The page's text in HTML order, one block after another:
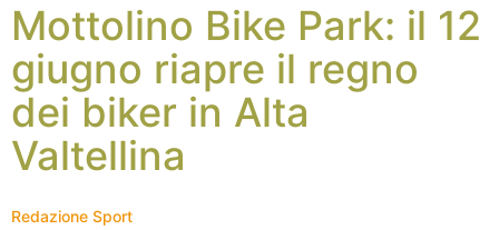
Mottolino Bike Park: il 12
giugno riapre il regno
dei biker in Alta
Valtellina
Redazione Sport